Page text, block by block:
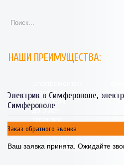
Искать...
НАШИ ПРЕИМУЩЕСТВА:
квартир от 15
000 тысяч
до 3 лет
ОНЛАЙН
Электрик в Симферополе,
Симферополе
Заказ обратного звонка
Ваш заявка принята. Ожидайте